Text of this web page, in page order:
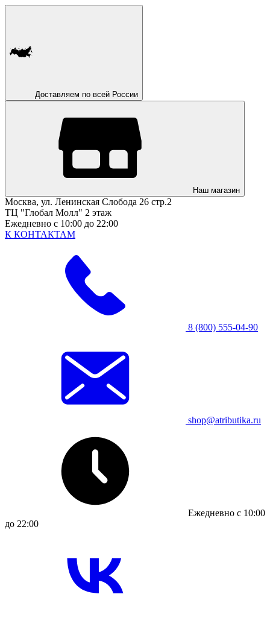
Доставляем по всей России
Наш магазин
Москва, ул. Ленинская Слобода 26 стр.2
ТЦ "Глобал Молл" 2 этаж
Ежедневно с 10:00 до 22:00
К КОНТАКТАМ
8 (800) 555-04-90
shop@atributika.ru
Ежедневно с 10:00
до 22:00